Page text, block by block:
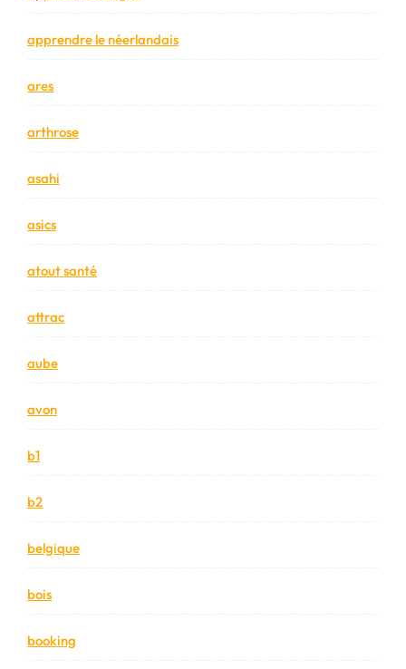
apprendre le néerlandais
ares
arthrose
asahi
asics
atout santé
attrac
aube
avon
b1
b2
belgique
bois
booking